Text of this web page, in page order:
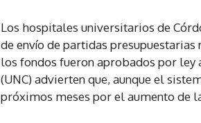
Los hospitales universitarios de
de envío de partidas presupuestarias
los fondos fueron aprobados por ley
(UNC) advierten que, aunque el
próximos meses por el aumento de